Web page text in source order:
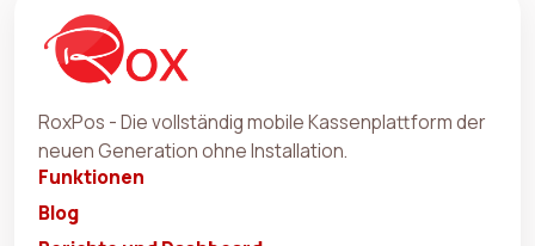
RoxPos - Die vollständig mobile Kassenplattform der
neuen Generation ohne Installation.
Funktionen
Blog